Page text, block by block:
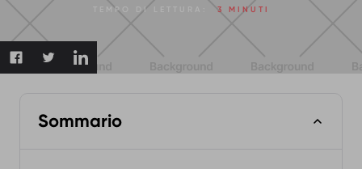
TEMPO DI LETTURA: 3 MINUTI
Sommario